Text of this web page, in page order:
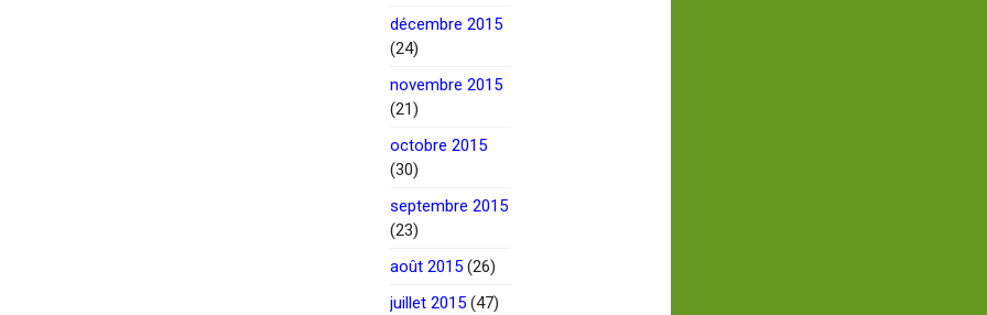
décembre 2015
(24)
novembre 2015
(21)
octobre 2015
(30)
septembre 2015
(23)
août 2015 (26)
juillet 2015 (47)